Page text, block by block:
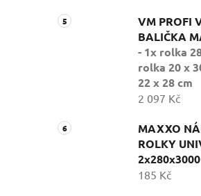
VM PROFI
BALIČKA
- 1x rolka
rolka 20 x
22 x 28 cm
2 097 Kč
MAXXO
ROLKY
2x280x3000
185 Kč